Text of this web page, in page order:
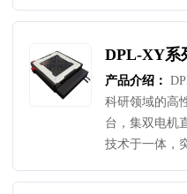
速度可达1g。
2μm，分辨率
DL130ZL系列
和较强负载能
于以下场景：
系统加工、测
准、光学制造
DPL-XY系
产品介绍：
科研领域的高
台，集双电机
技术于一体，
大速度可达